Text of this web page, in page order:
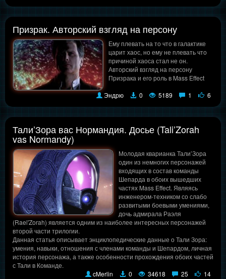
Призрак. Авторский взгляд на персону
Ему плевать на то что в галактике
царит хаос, но ему не плевать что
причиной хаоса стал не он.
Авторский взгляд на персону
Призрака и его роль в Mass Effect
Эндрю
0 5189 1 6
Тали’Зора вас Нормандия. Досье (Tali’Zorah
vas Normandy)
Молодая кварианка Тали’Зора
один из немногих персонажей
входящих в состав команды
Шепарда в обоих вышедших
частях Mass Effect. Являясь
инженером-техником со слабо
развитыми боевыми умениями,
дочь адмирала Раэля
(Rael'Zorah) является одним из наиболее интересных персонажей
второй части трилогии.
Данная статья описывает энциклопедические данные о Тали Зора:
умения, навыки, отношения с членами команды и Шепардом, личная
история персонажа, а также особенности прохождения обоих частей
с Тали в Команде.
cMerlin
0 34618 25 14